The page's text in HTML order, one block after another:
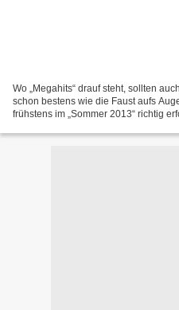
Wo „Megahits“ drauf steht, sollten
schon bestens wie die Faust aufs
frühstens im „Sommer 2013“ richtig